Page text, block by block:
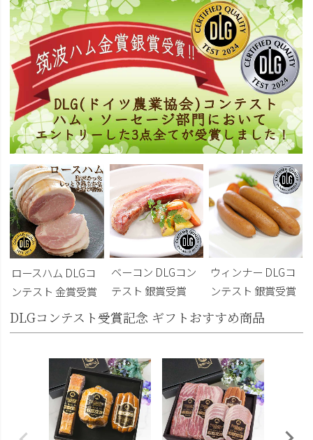
ロースハム DLGコ
ンテスト 金賞受賞
ベーコン DLGコン
テスト 銀賞受賞
ウィンナー DLGコ
ンテスト 銀賞受賞
DLGコンテスト受賞記念 ギフトおすすめ商品